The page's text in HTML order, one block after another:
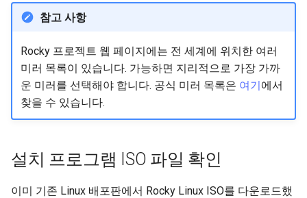
사용자 설정 섹션
루트 비밀번호 설정
사용자 계정 생성
설치 시작
설치 완료
WireGuard VPN Part 6. Mail servers
Lab 11: Provisioning Pod
Network Routes
Lab 12: Smoke Test
Systemd 서비스 - Python 스
Test CPU compatibility
torsocks - Route Traffic Via
Tor/SOCKS5
참고 사항
Rocky 프로젝트 웹 페이지에는 전 세계에 위치한 여러
미러 목록이 있습니다. 가능하면 지리적으로 가장 가까
운 미러를 선택해야 합니다. 공식 미러 목록은 여기에서
찾을 수 있습니다.
설치 프로그램 ISO 파일 확인
이미 기존 Linux 배포판에서 Rocky Linux ISO를 다운로드했